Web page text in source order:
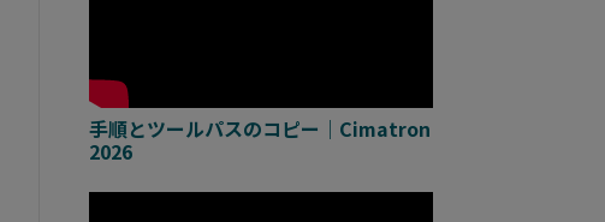
手順とツールパスのコピー｜Cimatron
2026